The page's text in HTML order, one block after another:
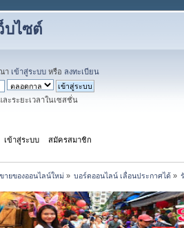
บไซต์
า เข้าสู่ระบบ หรือ ลงทะเบียน
ะระยะเวลาในเซสชั่น
เข้าสู่ระบบ สมัครสมาชิก
ายของออนไลน์ใหม่» บอร์ดออนไลน์ เลื่อนประกาศได้»